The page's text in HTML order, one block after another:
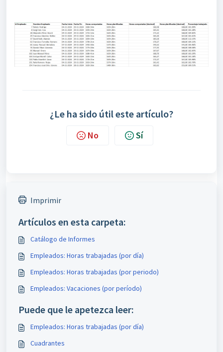
¿Le ha sido útil este artículo?
No Sí
Imprimir
Artículos en esta carpeta:
Catálogo de Informes
Empleados: Horas trabajadas (por día)
Empleados: Horas trabajadas (por periodo)
Empleados: Vacaciones (por período)
Puede que le apetezca leer:
Empleados: Horas trabajadas (por día)
Cuadrantes